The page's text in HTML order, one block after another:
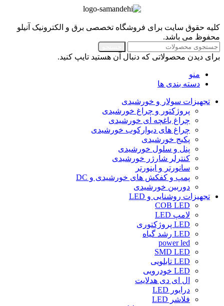
کلیه حقوق سایت برای فروشگاه تخصصی برق و الکترونیک آنیلو
محفوظ می باشد.
برای دیدن محصولاتی که دنبال آن هستید تایپ کنید.
منو
دسته بندی ها
تجهیزات سولار و خورشیدی
پروژکتور و چراغ خورشیدی
چراغ باغچه ای خورشیدی
چراغ های دیوارکوب خورشیدی
پکیج خورشیدی
پنل و سلول خورشیدی
کنترلر شارژر خورشیدی
سانورتر و اینورتر
پمپ و کفکش های خورشیدی و DC
دوربین خورشیدی
تجهیزات روشنایی و LED
COB LED
لامپ LED
LED پروژکتوری
LED رشد گیاه
power led
SMD LED
LED تابلویی
LED خودرویی
ال ای دی هدلایت
درایور LED
فلاشر LED